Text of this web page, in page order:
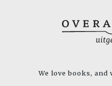
We love books,